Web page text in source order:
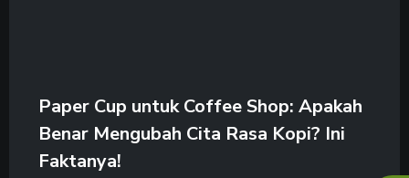
Paper Cup untuk Coffee Shop: Apakah
Benar Mengubah Cita Rasa Kopi? Ini
Faktanya!